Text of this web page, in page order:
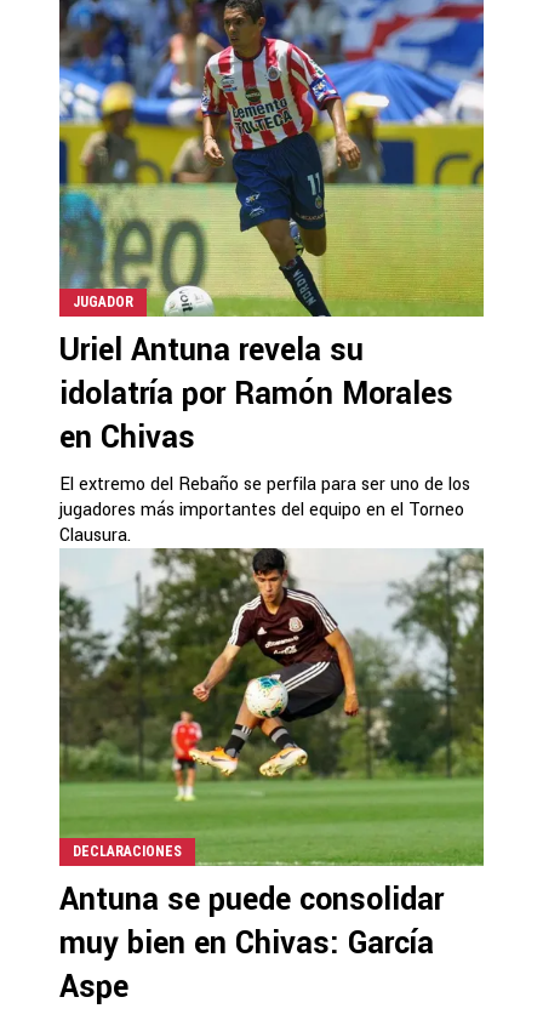
JUGADOR
Uriel Antuna revela su
idolatría por Ramón Morales
en Chivas
El extremo del Rebaño se perfila para ser uno de los
jugadores más importantes del equipo en el Torneo
Clausura.
DECLARACIONES
Antuna se puede consolidar
muy bien en Chivas: García
Aspe